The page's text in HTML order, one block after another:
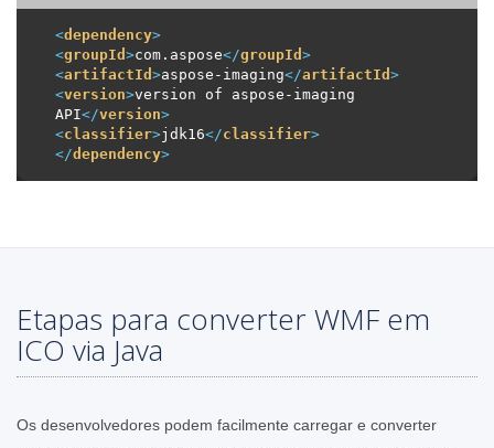
<dependency>
<groupId >com.aspose</groupId >
<artifactId >aspose-imaging</artifactId >
<version>version of aspose-imaging
API</version>
<classifier>jdk16</classifier>
</dependency>
Etapas para converter WMF em
ICO via Java
Os desenvolvedores podem facilmente carregar e converter